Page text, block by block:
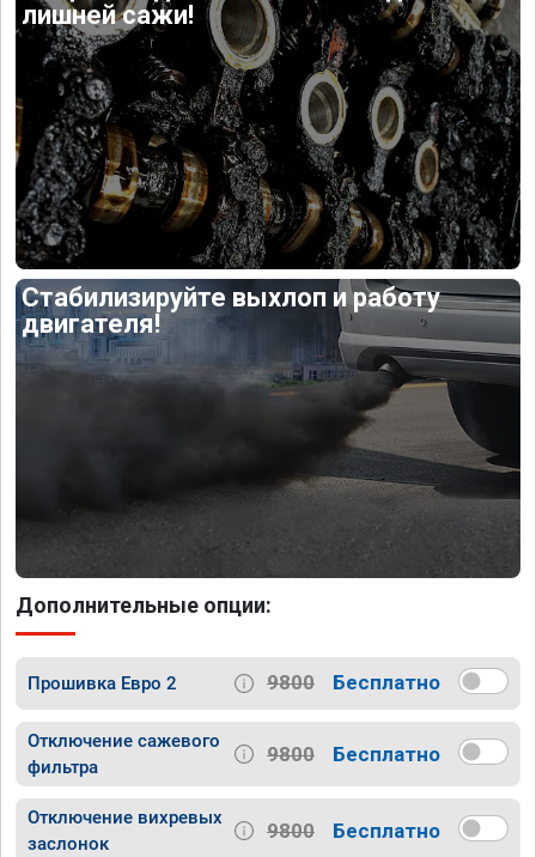
лишней сажи!
Стабилизируйте выхлоп и работу
двигателя!
Дополнительные опции:
Прошивка Евро 2 9800 Бесплатно
Отключение сажевого
фильтра
9800 Бесплатно
Отключение вихревых
заслонок
9800 Бесплатно